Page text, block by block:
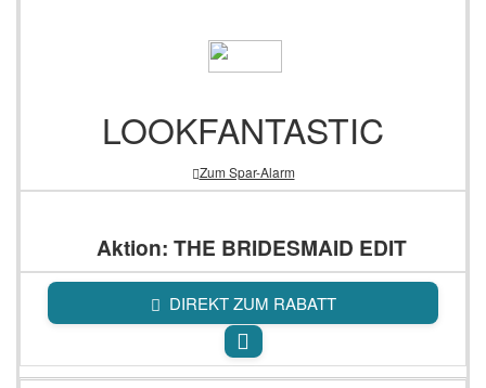
LOOKFANTASTIC
Zum Spar-Alarm
Aktion: THE BRIDESMAID EDIT
DIREKT ZUM RABATT